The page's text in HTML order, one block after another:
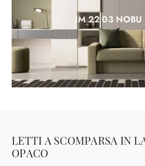
IM 22 03 NOBU
LETTI A SCOMPARSA IN
OPACO